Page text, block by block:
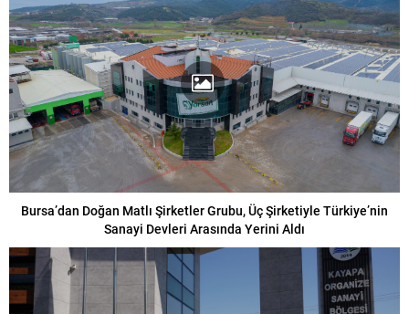
Bursa’dan Doğan Matlı Şirketler Grubu, Üç Şirketiyle Türkiye’nin
Sanayi Devleri Arasında Yerini Aldı